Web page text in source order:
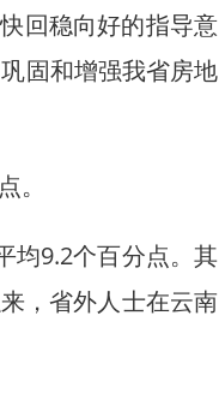
回稳向好的指导意
固和增强我省房地
9.2个百分点。其
，省外人士在云南